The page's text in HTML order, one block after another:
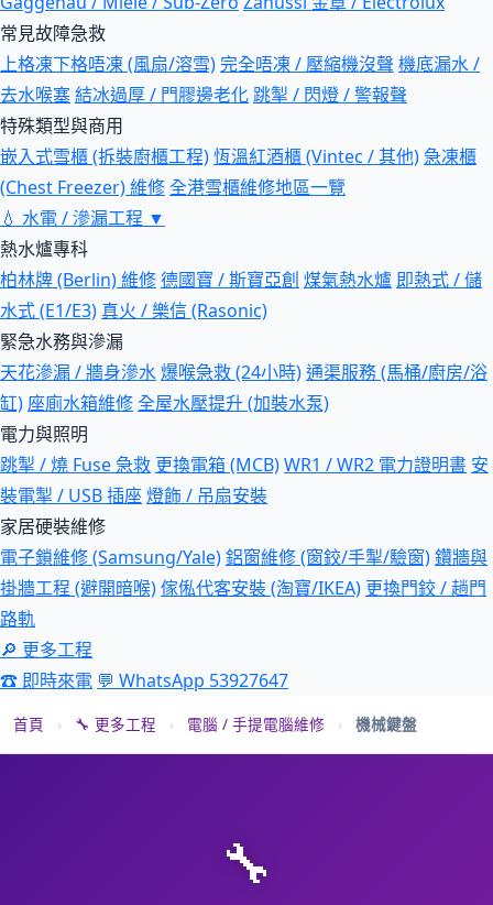
常見故障急救
上格凍下格唔凍 (風扇/溶雪)完全唔凍 / 壓縮機沒聲 機底漏水 /
去水喉塞結冰過厚 / 門膠邊老化跳掣 / 閃燈 / 警報聲
特殊類型與商用
嵌入式雪櫃 (拆裝廚櫃工程)恆溫紅酒櫃 (Vintec / 其他)急凍櫃
(Chest Freezer) 維修全港雪櫃維修地區一覽
💧 水電 / 滲漏工程 ▼
熱水爐專科
柏林牌 (Berlin) 維修德國寶 / 斯寶亞創 煤氣熱水爐 即熱式 / 儲
水式 (E1/E3) 真火 / 樂信 (Rasonic)
緊急水務與滲漏
天花滲漏 / 牆身滲水爆喉急救 (24小時)通渠服務 (馬桶/廚房/浴
缸) 座廁水箱維修全屋水壓提升 (加裝水泵)
電力與照明
跳掣 / 燒 Fuse 急救 更換電箱 (MCB)WR1 / WR2 電力證明書 安
裝電掣 / USB 插座燈飾 / 吊扇安裝
家居硬裝維修
電子鎖維修 (Samsung/Yale)鋁窗維修 (窗鉸/手掣/驗窗)鑽牆與
掛牆工程 (避開暗喉)傢俬代客安裝 (淘寶/IKEA) 更換門鉸 / 趟門
路軌
🔎 更多工程
☎ 即時來電 💬 WhatsApp 53927647
首頁 › 🔧 更多工程 › 電腦 / 手提電腦維修 › 機械鍵盤
🔧